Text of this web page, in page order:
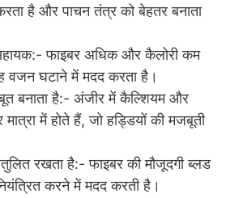
है और पाचन तंत्र को बेहतर बनाता
फाइबर अधिक और कैलोरी कम
वजन घटाने में मदद करता है।
बनाता है:- अंजीर में कैल्शियम और
में होते हैं, जो हड्डियों की मजबूती
रखता है:- फाइबर की मौजूदगी ब्लड
करने में मदद करती है।